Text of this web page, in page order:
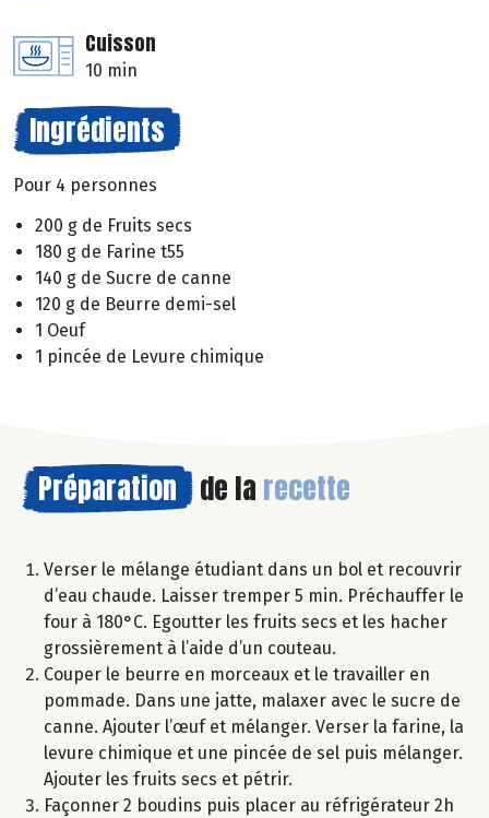
Cuisson
10 min
Ingrédients
Pour 4 personnes
200 g de Fruits secs
180 g de Farine t55
140 g de Sucre de canne
120 g de Beurre demi-sel
1 Oeuf
1 pincée de Levure chimique
Préparation de la recette
Verser le mélange étudiant dans un bol et recouvrir
d’eau chaude. Laisser tremper 5 min. Préchauffer le
four à 180°C. Egoutter les fruits secs et les hacher
grossièrement à l’aide d’un couteau.
Couper le beurre en morceaux et le travailler en
pommade. Dans une jatte, malaxer avec le sucre de
canne. Ajouter l’œuf et mélanger. Verser la farine, la
levure chimique et une pincée de sel puis mélanger.
Ajouter les fruits secs et pétrir.
Façonner 2 boudins puis placer au réfrigérateur 2h